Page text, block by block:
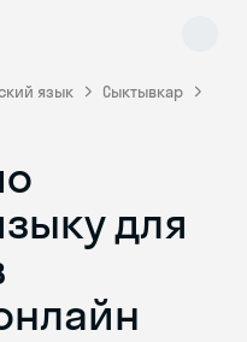
язык
Сыктывкар
для